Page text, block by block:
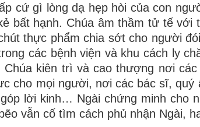
cứ gì lòng dạ hẹp hòi của con
bất hạnh. Chúa âm thầm tử tế
thực phẩm chia sớt cho người
các bệnh viện và khu cách ly
Chúa kiên trì và cao thượng nơi
cho mọi người, nơi các bác sĩ,
lời kinh… Ngài chứng minh cho
vẫn cố tìm cách phủ nhận Ngài,